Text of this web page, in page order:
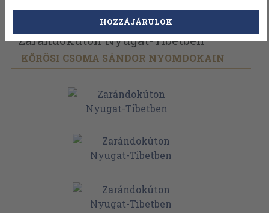
Vissza az előző oldalra Válasszon példányt
Zarándokúton Nyugat-Tibetben
KŐRÖSI CSOMA SÁNDOR NYOMDOKAIN
HOZZÁJÁRULOK